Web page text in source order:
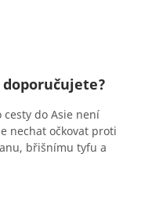
doporučujete?
do Asie není
nechat očkovat proti
břišnímu tyfu a